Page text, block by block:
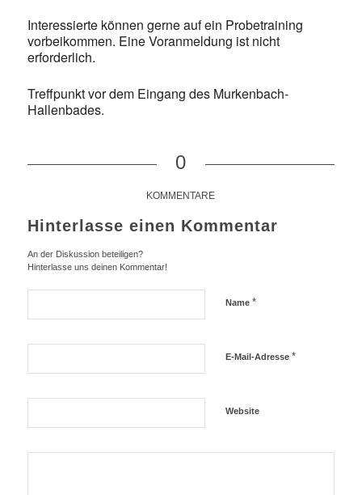
Interessierte können gerne auf ein Probetraining
vorbeikommen. Eine Voranmeldung ist nicht
erforderlich.
Treffpunkt vor dem Eingang des Murkenbach-
Hallenbades.
0
KOMMENTARE
Hinterlasse einen Kommentar
An der Diskussion beteiligen?
Hinterlasse uns deinen Kommentar!
Name *
E-Mail-Adresse *
Website